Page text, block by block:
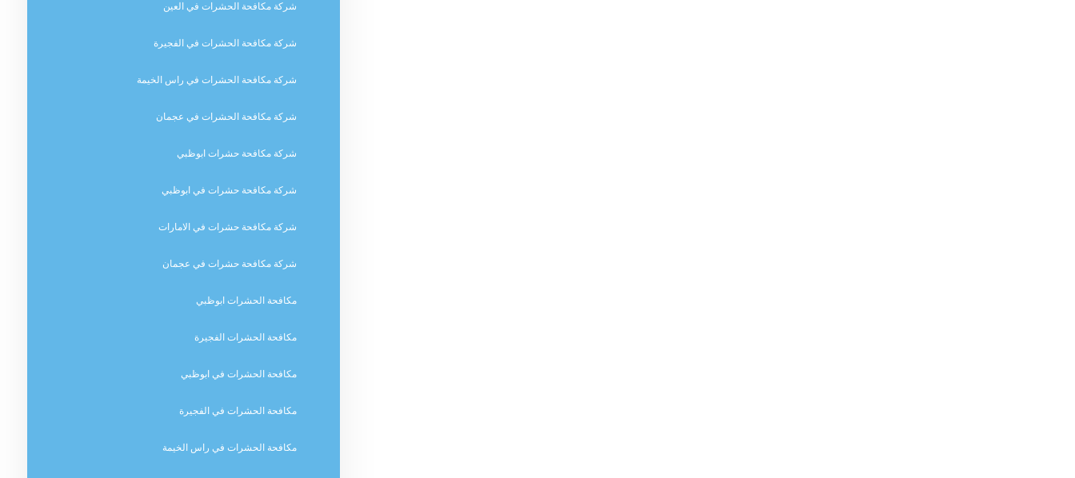
شركة مكافحة الحشرات في العين
شركة مكافحة الحشرات في الفجيرة
شركة مكافحة الحشرات في راس الخيمة
شركة مكافحة الحشرات في عجمان
شركة مكافحة حشرات ابوظبي
شركة مكافحة حشرات في ابوظبي
شركة مكافحة حشرات في الامارات
شركة مكافحة حشرات في عجمان
مكافحة الحشرات ابوظبي
مكافحة الحشرات الفجيرة
مكافحة الحشرات في ابوظبي
مكافحة الحشرات في الفجيرة
مكافحة الحشرات في راس الخيمة